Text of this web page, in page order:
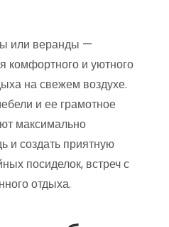
или веранды —
комфортного и уютного
на свежем воздухе.
и ее грамотное
максимально
и создать приятную
посиделок, встреч с
отдыха.